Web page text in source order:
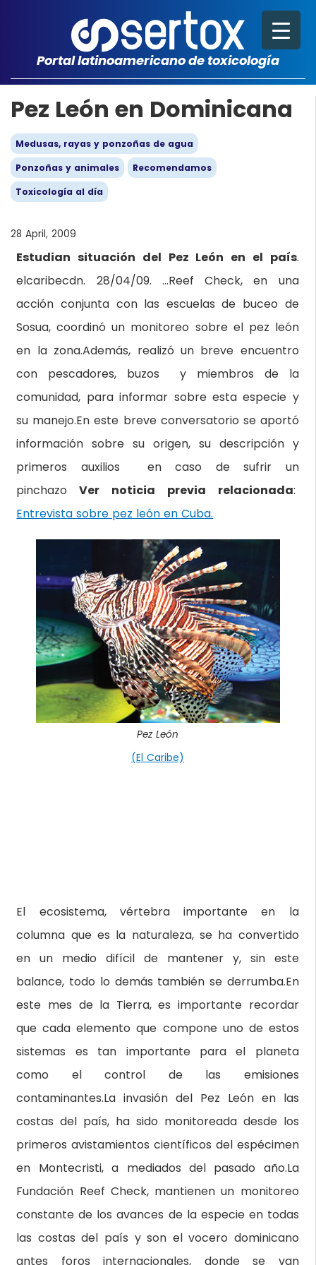
Portal latinoamericano de toxicología
Pez León en Dominicana
Medusas, rayas y ponzoñas de agua
Ponzoñas y animales
Recomendamos
Toxicología al día
28 April, 2009
Estudian situación del Pez León en el país.
elcaribecdn. 28/04/09. …Reef Check, en una
acción conjunta con las escuelas de buceo de
Sosua, coordinó un monitoreo sobre el pez león
en la zona.Además, realizó un breve encuentro
con pescadores, buzos y miembros de la
comunidad, para informar sobre esta especie y
su manejo.En este breve conversatorio se aportó
información sobre su origen, su descripción y
primeros auxilios en caso de sufrir un
pinchazo Ver noticia previa relacionada:
Entrevista sobre pez león en Cuba.
Pez León
(El Caribe)
El ecosistema, vértebra importante en la
columna que es la naturaleza, se ha convertido
en un medio difícil de mantener y, sin este
balance, todo lo demás también se derrumba.En
este mes de la Tierra, es importante recordar
que cada elemento que compone uno de estos
sistemas es tan importante para el planeta
como el control de las emisiones
contaminantes.La invasión del Pez León en las
costas del país, ha sido monitoreada desde los
primeros avistamientos científicos del espécimen
en Montecristi, a mediados del pasado año.La
Fundación Reef Check, mantienen un monitoreo
constante de los avances de la especie en todas
las costas del país y son el vocero dominicano
antes foros internacionales, donde se van